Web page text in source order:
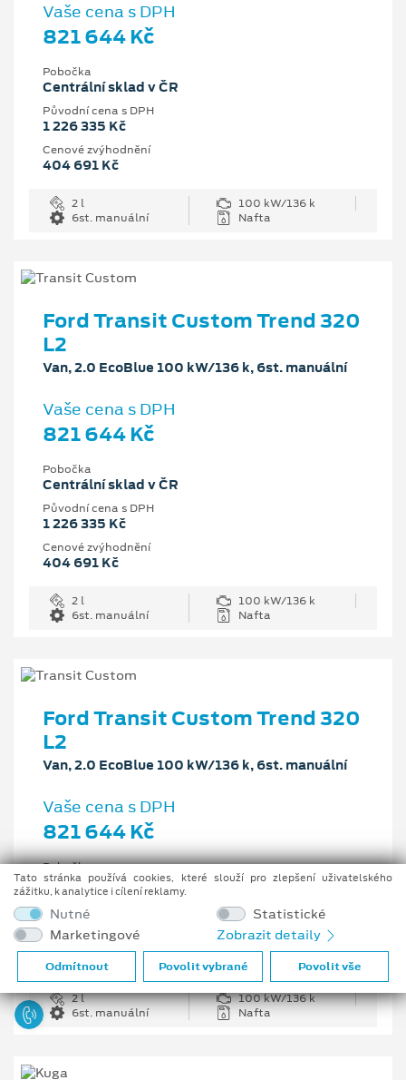
Vaše cena s DPH
821 644 Kč
Pobočka
Centrální sklad v ČR
Původní cena s DPH
1 226 335 Kč
Cenové zvýhodnění
404 691 Kč
2 l
100 kW/136 k
6st. manuální
Nafta
Ford Transit Custom Trend 320
L2
Van, 2.0 EcoBlue 100 kW/136 k, 6st. manuální
Vaše cena s DPH
821 644 Kč
Pobočka
Centrální sklad v ČR
Původní cena s DPH
1 226 335 Kč
Cenové zvýhodnění
404 691 Kč
2 l
100 kW/136 k
6st. manuální
Nafta
Ford Transit Custom Trend 320
L2
Van, 2.0 EcoBlue 100 kW/136 k, 6st. manuální
Vaše cena s DPH
821 644 Kč
Pobočka
Opava
1 226 335 Kč
Cenové zvýhodnění
404 691 Kč
2 l
100 kW/136 k
6st. manuální
Nafta
Tato stránka používá cookies, které slouží pro zlepšení uživatelského
zážitku, k analytice i cílení reklamy.
Nutné
Statistické
Marketingové
Zobrazit detaily
Odmítnout Povolit vybrané Povolit vše